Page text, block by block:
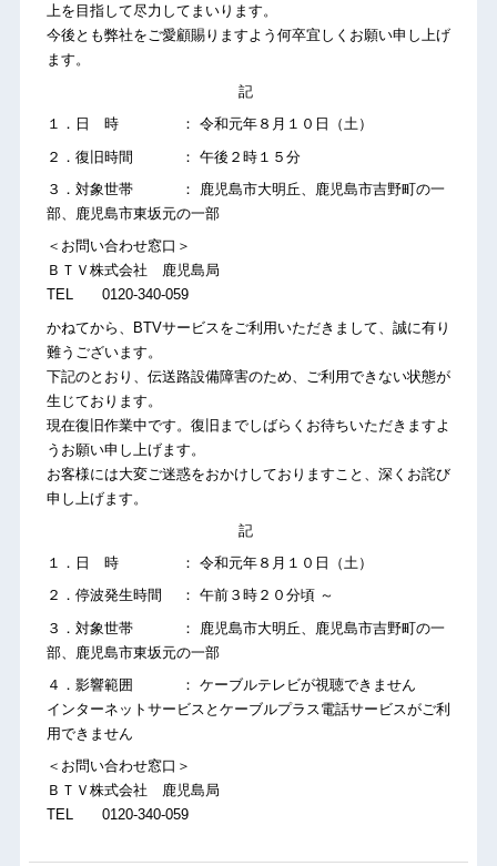
上を目指して尽力してまいります。
今後とも弊社をご愛顧賜りますよう何卒宜しくお願い申し上げ
ます。
記
１．日 時 ： 令和元年８月１０日（土）
２．復旧時間 ： 午後２時１５分
３．対象世帯 ： 鹿児島市大明丘、鹿児島市吉野町の一
部、鹿児島市東坂元の一部
＜お問い合わせ窓口＞
ＢＴＶ株式会社 鹿児島局
TEL 0120-340-059
かねてから、BTVサービスをご利用いただきまして、誠に有り
難うございます。
下記のとおり、伝送路設備障害のため、ご利用できない状態が
生じております。
現在復旧作業中です。復旧までしばらくお待ちいただきますよ
うお願い申し上げます。
お客様には大変ご迷惑をおかけしておりますこと、深くお詫び
申し上げます。
記
１．日 時 ： 令和元年８月１０日（土）
２．停波発生時間 ： 午前３時２０分頃 ～
３．対象世帯 ： 鹿児島市大明丘、鹿児島市吉野町の一
部、鹿児島市東坂元の一部
４．影響範囲 ： ケーブルテレビが視聴できません
インターネットサービスとケーブルプラス電話サービスがご利
用できません
＜お問い合わせ窓口＞
ＢＴＶ株式会社 鹿児島局
TEL 0120-340-059